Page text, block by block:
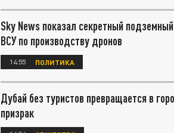
Sky News показал секретный
ВСУ по производству дронов
14:55 ПОЛИТИКА
Дубай без туристов превращается в
призрак